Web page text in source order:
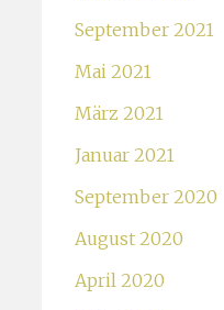
September 2021
Mai 2021
März 2021
Januar 2021
September 2020
August 2020
April 2020